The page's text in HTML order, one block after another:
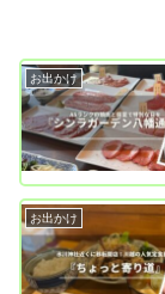
お出かけ
お出かけ